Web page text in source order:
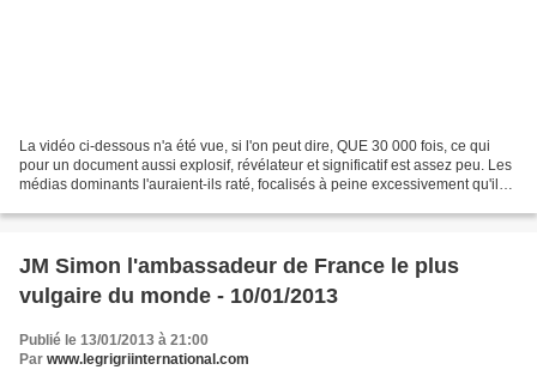
La vidéo ci-dessous n'a été vue, si l'on peut dire, QUE 30 000 fois, ce qui
pour un document aussi explosif, révélateur et significatif est assez peu. Les
médias dominants l'auraient-ils raté, focalisés à peine excessivement qu'ils
JM Simon l'ambassadeur de France le plus
vulgaire du monde - 10/01/2013
Publié le 13/01/2013 à 21:00
Par www.legrigriinternational.com